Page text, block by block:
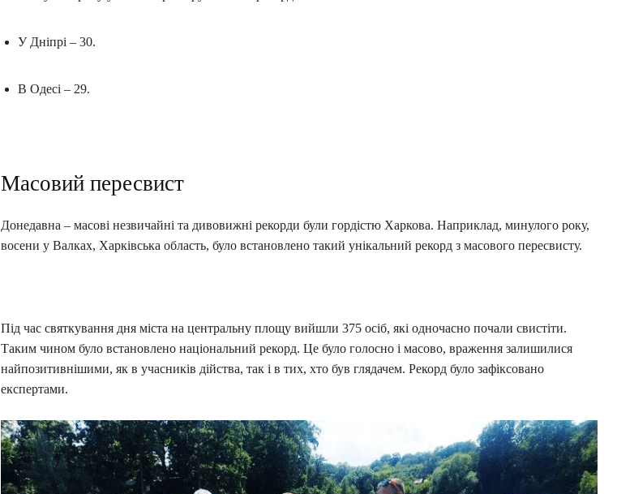
У Дніпрі – 30.
В Одесі – 29.
Масовий пересвист
Донедавна – масові незвичайні та дивовижні рекорди були гордістю Харкова. Наприклад, минулого року,
восени у Валках, Харківська область, було встановлено такий унікальний рекорд з масового пересвисту.
Під час святкування дня міста на центральну площу вийшли 375 осіб, які одночасно почали свистіти.
Таким чином було встановлено національний рекорд. Це було голосно і масово, враження залишилися
найпозитивнішими, як в учасників дійства, так і в тих, хто був глядачем. Рекорд було зафіксовано
експертами.